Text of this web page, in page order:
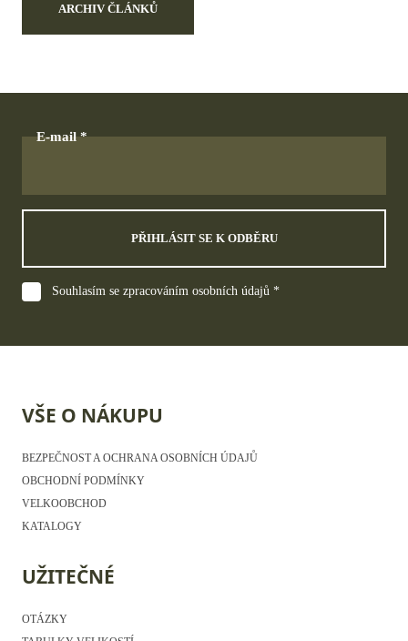
ARCHIV ČLÁNKŮ
E-mail
PŘIHLÁSIT SE K ODBĚRU
Souhlasím se zpracováním osobních údajů *
VŠE O NÁKUPU
BEZPEČNOST A OCHRANA OSOBNÍCH ÚDAJŮ
OBCHODNÍ PODMÍNKY
VELKOOBCHOD
KATALOGY
UŽITEČNÉ
OTÁZKY